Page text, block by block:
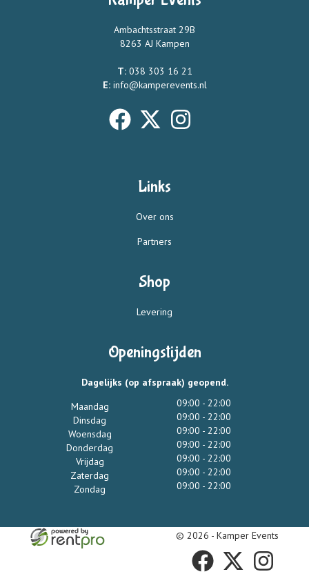
Ambachtsstraat 29B
8263 AJ Kampen
T: 038 303 16 21
E: info@kamperevents.nl
Links
Over ons
Partners
Shop
Levering
Openingstijden
Dagelijks (op afspraak) geopend.
Maandag
Dinsdag
Woensdag
Donderdag
Vrijdag
Zaterdag
Zondag
09:00 - 22:00
09:00 - 22:00
09:00 - 22:00
09:00 - 22:00
09:00 - 22:00
09:00 - 22:00
09:00 - 22:00
© 2026 - Kamper Events
facebooktwitter instagram